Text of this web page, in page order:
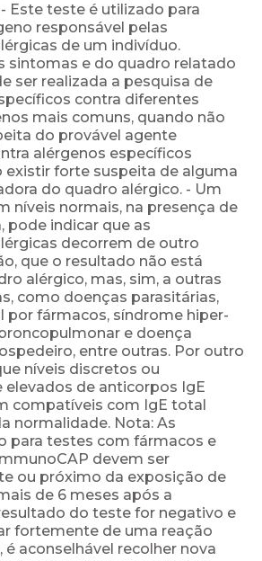
- Este teste é utilizado para
responsável pelas
de um indivíduo.
sintomas e do quadro relatado
ser realizada a pesquisa de
contra diferentes
mais comuns, quando não
do provável agente
alérgenos específicos
existir forte suspeita de alguma
do quadro alérgico. - Um
níveis normais, na presença de
pode indicar que as
decorrem de outro
que o resultado não está
alérgico, mas, sim, a outras
como doenças parasitárias,
por fármacos, síndrome hiper-
e doença
entre outras. Por outro
níveis discretos ou
de anticorpos IgE
compatíveis com IgE total
normalidade. Nota: As
para testes com fármacos e
devem ser
ou próximo da exposição de
de 6 meses após a
do teste for negativo e
fortemente de uma reação
é aconselhável recolher nova